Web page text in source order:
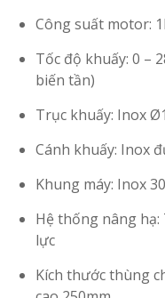
Công suất motor:
Tốc độ khuấy: 0 –
biến tần)
Trục khuấy: Inox
Cánh khuấy: Inox
Khung máy: Inox
Hệ thống nâng
lực
Kích thước thùng